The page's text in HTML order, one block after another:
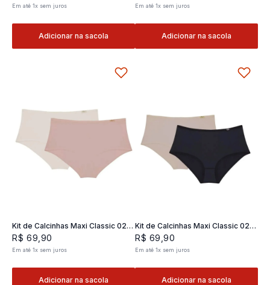
Em até1x sem juros
Adicionar na sacola
Em até 1x sem juros
Adicionar na sacola
Kit de Calcinhas Maxi Classic 02 -
2 und
R$ 69 90
Em até1x sem juros
Adicionar na sacola
Kit de Calcinhas Maxi Classic 02 -
2 und
R$ 69 ,90
Em até 1x sem juros
Adicionar na sacola